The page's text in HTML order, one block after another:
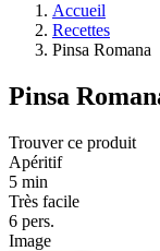
Accueil
Recettes
Pinsa Romana
Pinsa
Trouver ce produit
Apéritif
5 min
Très facile
6 pers.
Image